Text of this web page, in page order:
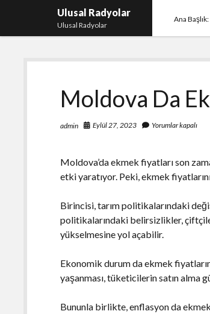
Ulusal Radyolar
Ulusal Radyolar
Ana
Moldova Da
admin Eylül 27, 2023 Yorumlar kapalı
Moldova’da ekmek fiyatları son
etki yaratıyor. Peki, ekmek
Birincisi, tarım politikalarındaki
politikalarındaki belirsizlikler,
yükselmesine yol açabilir.
Ekonomik durum da ekmek
yaşanması, tüketicilerin satın alma
Bununla birlikte, enflasyon da